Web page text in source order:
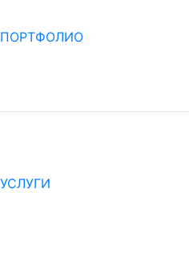
ПОРТФОЛИО
УСЛУГИ